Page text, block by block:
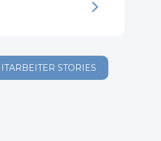
STORIES